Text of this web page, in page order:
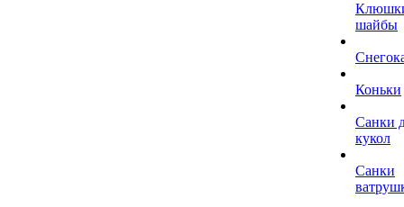
шайбы
Коньки
Санки
кукол
Санки